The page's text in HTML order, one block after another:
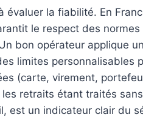
la fiabilité. En
le respect des
bon opérateur applique
limites personnalisables
(carte, virement,
retraits étant traités
est un indicateur clair du